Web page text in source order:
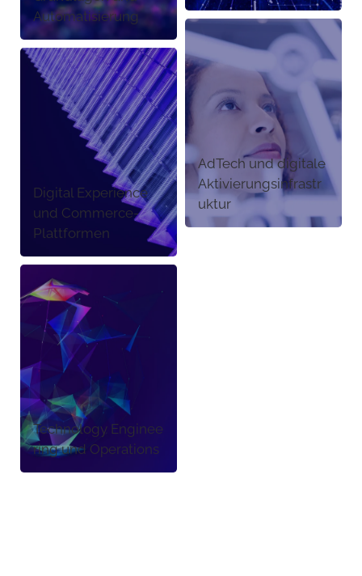
Automatisierung
Digital Experience
und Commerce-
Plattformen
AdTech und digitale
Aktivierungsinfrastr
uktur
Technology Enginee
ring und Operations